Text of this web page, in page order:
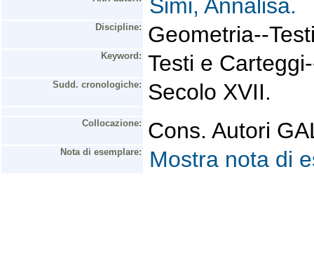
Simi, Annalisa.
Discipline: Geometria--
Keyword: Testi e
Sudd. cronologiche: Secolo XVII.
Collocazione: Cons. Autori
Nota di esemplare: Mostra nota di